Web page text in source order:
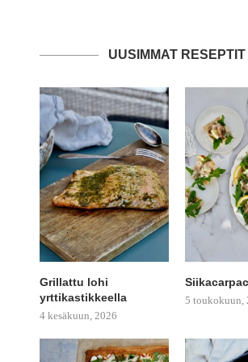
UUSIMMAT RESEPTIT
Grillattu lohi
yrttikastikkeella
4 kesäkuun, 2026
5 toukokuun,